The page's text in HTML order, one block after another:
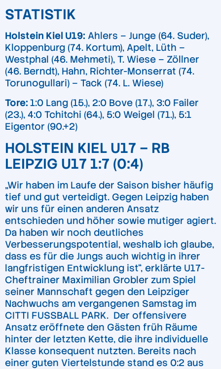
STATISTIK
Holstein Kiel U19: Ahlers – Junge (64. Suder),
Kloppenburg (74. Kortum), Apelt, Lüth –
Westphal (46. Mehmeti), T. Wiese – Zöllner
(46. Berndt), Hahn, Richter-Monserrat (74.
Torunogullari) – Tack (74. L. Wiese)
Tore: 1:0 Lang (15.), 2:0 Bove (17.), 3:0 Failer
(23.), 4:0 Tchitchi (64.), 5:0 Weigel (71.), 5:1
Eigentor (90.+2)
HOLSTEIN KIEL U17 – RB
LEIPZIG U17 1:7 (0:4)
„Wir haben im Laufe der Saison bisher häufig
tief und gut verteidigt. Gegen Leipzig haben
wir uns für einen anderen Ansatz
entschieden und höher sowie mutiger agiert.
Da haben wir noch deutliches
Verbesserungspotential, weshalb ich glaube,
dass es für die Jungs auch wichtig in ihrer
langfristigen Entwicklung ist“, erklärte U17-
Cheftrainer Maximilian Grobler zum Spiel
seiner Mannschaft gegen den Leipziger
Nachwuchs am vergangenen Samstag im
CITTI FUSSBALL PARK. Der offensivere
Ansatz eröffnete den Gästen früh Räume
hinter der letzten Kette, die ihre individuelle
Klasse konsequent nutzten. Bereits nach
einer guten Viertelstunde stand es 0:2 aus